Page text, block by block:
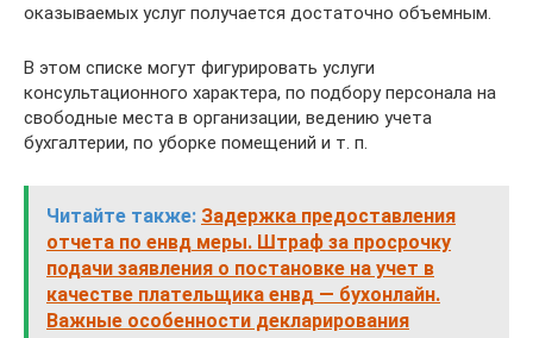
оказываемых услуг получается достаточно объемным.
В этом списке могут фигурировать услуги
консультационного характера, по подбору персонала на
свободные места в организации, ведению учета
бухгалтерии, по уборке помещений и т. п.
Читайте также: Задержка предоставления
отчета по енвд меры. Штраф за просрочку
подачи заявления о постановке на учет в
качестве плательщика енвд — бухонлайн.
Важные особенности декларирования